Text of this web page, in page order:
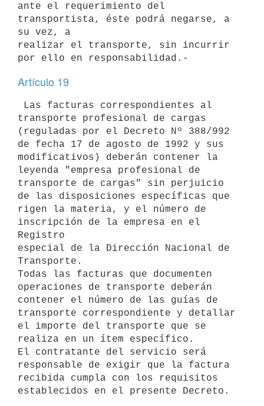
ante el requerimiento del
transportista, éste podrá negarse, a
su vez, a
realizar el transporte, sin incurrir
Artículo 19
transporte profesional de cargas
(reguladas por el Decreto Nº 388/992
de fecha 17 de agosto de 1992 y sus
modificativos) deberán contener la
leyenda "empresa profesional de
transporte de cargas" sin perjuicio
de las disposiciones específicas que
rigen la materia, y el número de
inscripción de la empresa en el
Registro
especial de la Dirección Nacional de
Transporte.
Todas las facturas que documenten
operaciones de transporte deberán
contener el número de las guías de
transporte correspondiente y detallar
el importe del transporte que se
realiza en un ítem específico.
El contratante del servicio será
responsable de exigir que la factura
recibida cumpla con los requisitos